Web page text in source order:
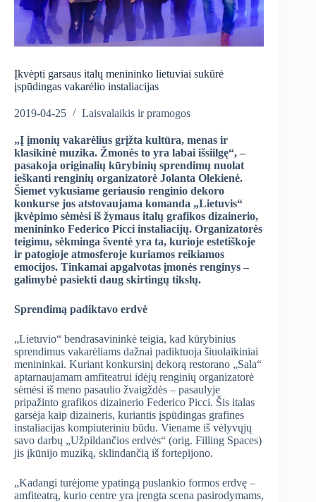
Įkvėpti garsaus italų menininko lietuviai sukūrė
įspūdingas vakarėlio instaliacijas
2019-04-25 Laisvalaikis ir pramogos
„Į įmonių vakarėlius grįžta kultūra, menas ir
klasikinė muzika. Žmonės to yra labai išsiilgę“, –
pasakoja originalių kūrybinių sprendimų nuolat
ieškanti renginių organizatorė Jolanta Olekienė.
Šiemet vykusiame geriausio renginio dekoro
konkurse jos atstovaujama komanda „Lietuvis“
įkvėpimo sėmėsi iš žymaus italų grafikos dizainerio,
menininko Federico Picci instaliacijų. Organizatorės
teigimu, sėkminga šventė yra ta, kurioje estetiškoje
ir patogioje atmosferoje kuriamos reikiamos
emocijos. Tinkamai apgalvotas įmonės renginys –
galimybė pasiekti daug skirtingų tikslų.
Sprendimą padiktavo erdvė
„Lietuvio“ bendrasavininkė teigia, kad kūrybinius
sprendimus vakarėliams dažnai padiktuoja šiuolaikiniai
menininkai. Kuriant konkursinį dekorą restorano „Sala“
aptarnaujamam amfiteatrui idėjų renginių organizatorė
sėmėsi iš meno pasaulio žvaigždės – pasaulyje
pripažinto grafikos dizainerio Federico Picci. Šis italas
garsėja kaip dizaineris, kuriantis įspūdingas grafines
instaliacijas kompiuteriniu būdu. Viename iš vėlyvųjų
savo darbų „Užpildančios erdvės“ (orig. Filling Spaces)
jis įkūnijo muziką, sklindančią iš fortepijono.
„Kadangi turėjome ypatingą puslankio formos erdvę –
amfiteatrą, kurio centre yra įrengta scena pasirodymams,